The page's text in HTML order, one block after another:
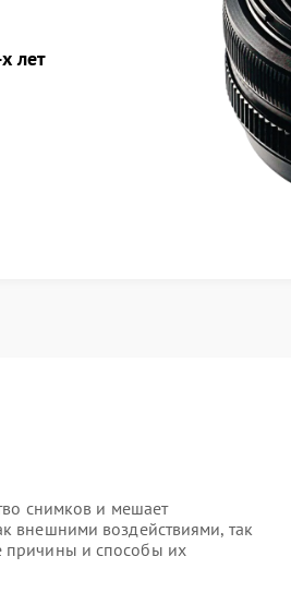
лет
снимков и мешает
внешними воздействиями, так
причины и способы их